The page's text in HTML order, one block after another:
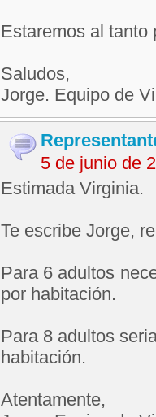
Estaremos al tanto
Saludos,
Jorge. Equipo de
5 de junio de
Estimada Virginia.
Te escribe Jorge,
Para 6 adultos
por habitación.
Para 8 adultos
habitación.
Atentamente,